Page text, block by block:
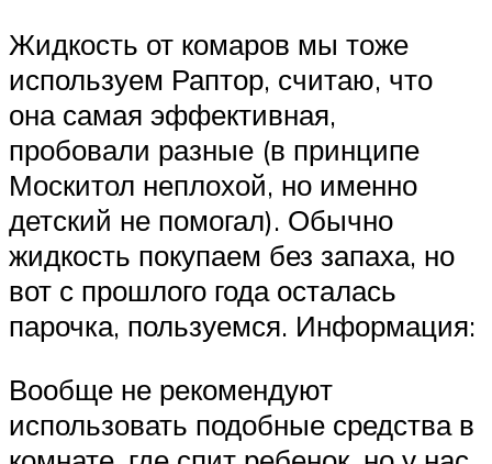
Жидкость от комаров мы тоже
используем Раптор, считаю, что
она самая эффективная,
пробовали разные (в принципе
Москитол неплохой, но именно
детский не помогал). Обычно
жидкость покупаем без запаха, но
вот с прошлого года осталась
парочка, пользуемся. Информация:
Вообще не рекомендуют
использовать подобные средства в